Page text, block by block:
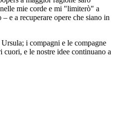
mie corde e mi "limiterò" a
e a recuperare opere che siano in
i compagni e le compagne
cuori, e le nostre idee continuano a